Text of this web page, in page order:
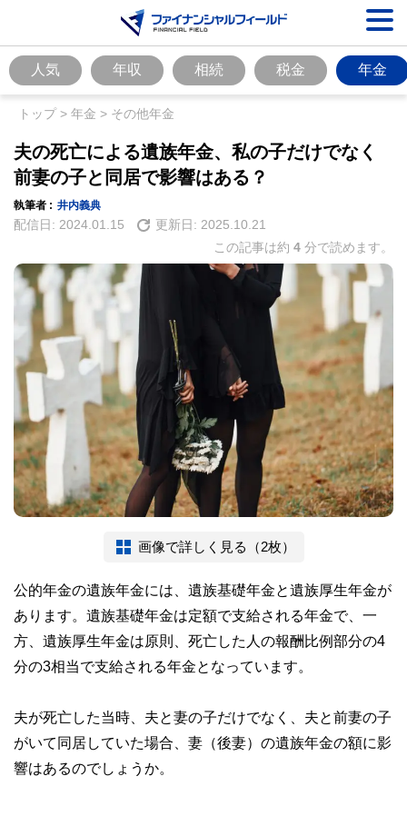
人気 年収 相続 税金 年金
トップ> 年金 > その他年金
夫の死亡による遺族年金、私の子だけでなく
前妻の子と同居で影響はある？
執筆者 : 井内義典
配信日: 2024.01.15 更新日: 2025.10.21
この記事は約 4 分で読めます。
画像で詳しく見る（2枚）
公的年金の遺族年金には、遺族基礎年金と遺族厚生年金が
あります。遺族基礎年金は定額で支給される年金で、一
方、遺族厚生年金は原則、死亡した人の報酬比例部分の4
分の3相当で支給される年金となっています。
夫が死亡した当時、夫と妻の子だけでなく、夫と前妻の子
がいて同居していた場合、妻（後妻）の遺族年金の額に影
響はあるのでしょうか。